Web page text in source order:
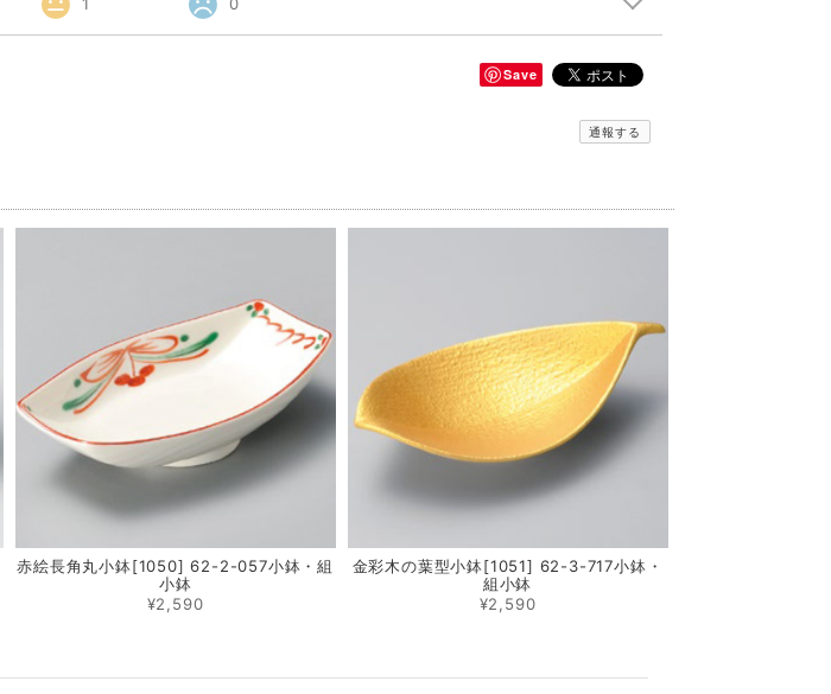
Save
通報する
赤絵長角丸小鉢[1050] 62-2-057小鉢・組
小鉢
¥2,590
金彩木の葉型小鉢[1051] 62-3-717小鉢・
組小鉢
¥2,590